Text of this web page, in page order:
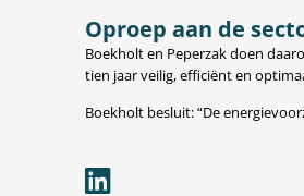
Oproep aan de
Boekholt en Peperzak doen
tien jaar veilig, efficiënt en
Boekholt besluit: “De